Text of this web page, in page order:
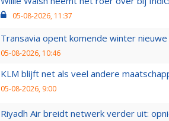
05-08-2026, 11:37
Transavia opent komende winter
05-08-2026, 10:46
KLM blijft net als veel andere
05-08-2026, 9:00
Riyadh Air breidt netwerk verder uit: